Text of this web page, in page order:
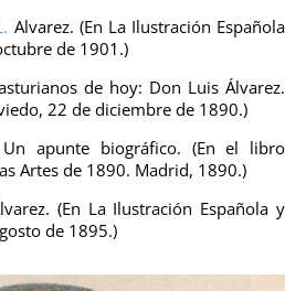
Alvarez. (En La Ilustración Española
de 1901.)
de hoy: Don Luis Álvarez.
22 de diciembre de 1890.)
apunte biográfico. (En el libro
Artes de 1890. Madrid, 1890.)
(En La Ilustración Española y
de 1895.)